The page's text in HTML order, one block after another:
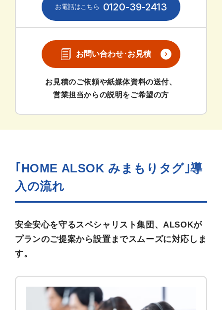
0120-39-2413
お問い合わせ･お見積
お見積のご依頼や紙媒体資料の送付、
営業担当からの説明をご希望の方
｢HOME ALSOK みまもりタグ｣導
入の流れ
安全安心を守るスペシャリスト集団、ALSOKが
プランのご提案から設置までスムーズに対応しま
す。
お問い合わせ
個人
資料請求